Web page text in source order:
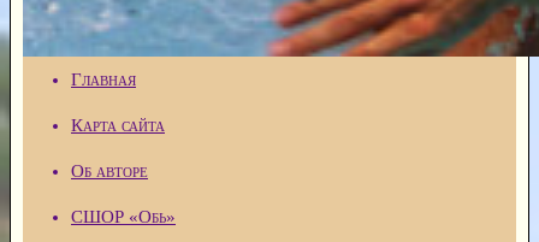
Главная
Карта сайта
Об авторе
СШОР «Обь»